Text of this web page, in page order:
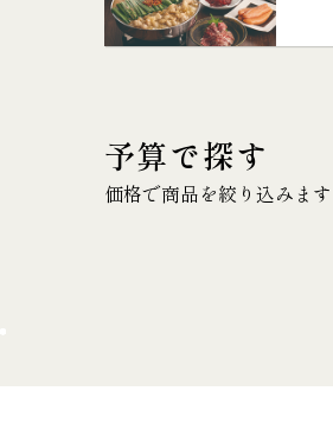
予算で探す
価格で商品を絞り込みます